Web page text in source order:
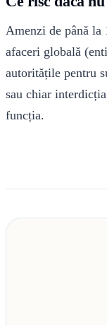
Amenzi de până la
afaceri globală
autoritățile pentru
sau chiar
funcția.